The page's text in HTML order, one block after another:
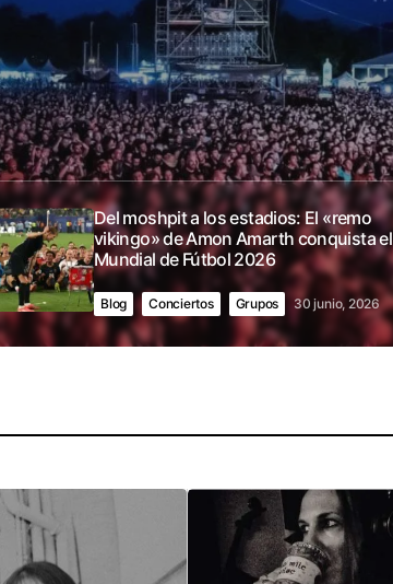
Del moshpit a los estadios: El «remo
vikingo» de Amon Amarth conquista el
Mundial de Fútbol 2026
Blog Conciertos Grupos 30 junio, 2026